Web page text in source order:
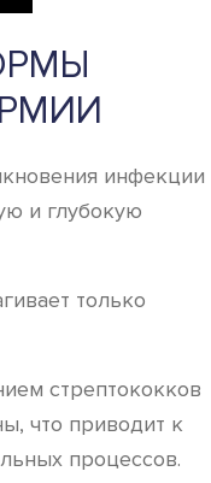
инфекции
и глубокую
только
стрептококков
что приводит к
процессов.